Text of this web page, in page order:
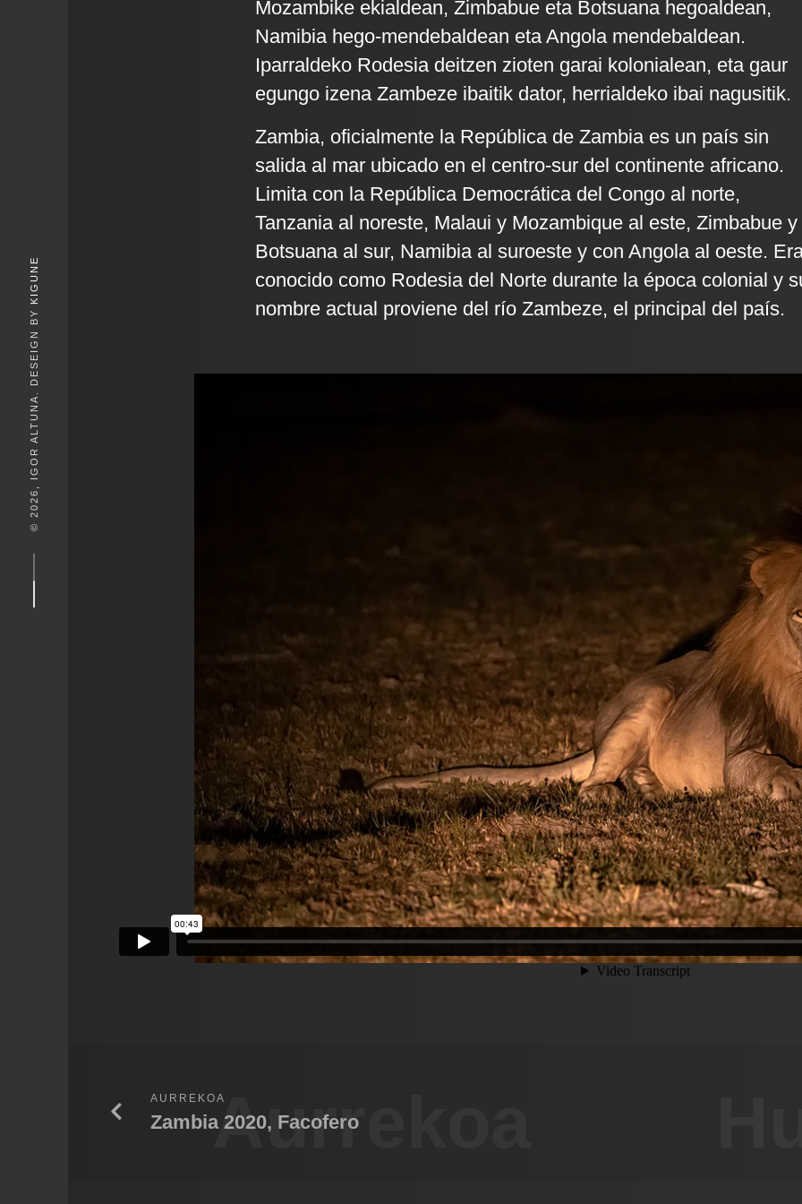
© 2026, IGOR ALTUNA. DESEIGN BY
KIGUNE
Mozambike ekialdean, Zimbabue eta Botsuana hegoaldean,
Namibia hego-mendebaldean eta Angola mendebaldean.
Iparraldeko Rodesia deitzen zioten garai kolonialean, eta gaur
egungo izena Zambeze ibaitik dator, herrialdeko ibai nagusitik.
Zambia, oficialmente la República de Zambia es un país sin
salida al mar ubicado en el centro-sur del continente africano.
Limita con la República Democrática del Congo al norte,
Tanzania al noreste, Malaui y Mozambique al este, Zimbabue y
Botsuana al sur, Namibia al suroeste y con Angola al oeste.
conocido como Rodesia del Norte durante la época colonial y
nombre actual proviene del río Zambeze, el principal del país.
Aurrekoa
AURREKOA
Zambia 2020, Facofero